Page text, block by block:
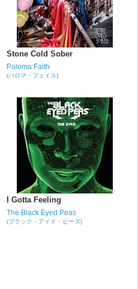
Stone Cold Sober
Paloma Faith
(パロマ・フェイス)
I Gotta Feeling
The Black Eyed Peas
(ブラック・アイド・ピーズ)